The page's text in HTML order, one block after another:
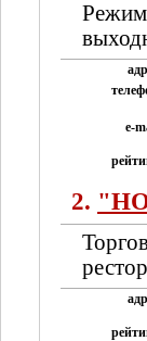
Режим
e-
2.